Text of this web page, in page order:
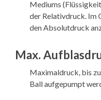
Mediums
der Relativdruck. Im
den Absolutdruck
Max.
Maximaldruck, bis
Ball aufgepumpt